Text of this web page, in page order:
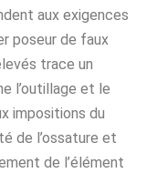
aux exigences
poseur de faux
trace un
l’outillage et le
impositions du
de l’ossature et
de l’élément